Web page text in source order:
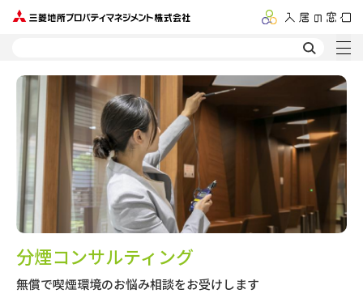
分煙コンサルティング
無償で喫煙環境のお悩み相談をお受けします